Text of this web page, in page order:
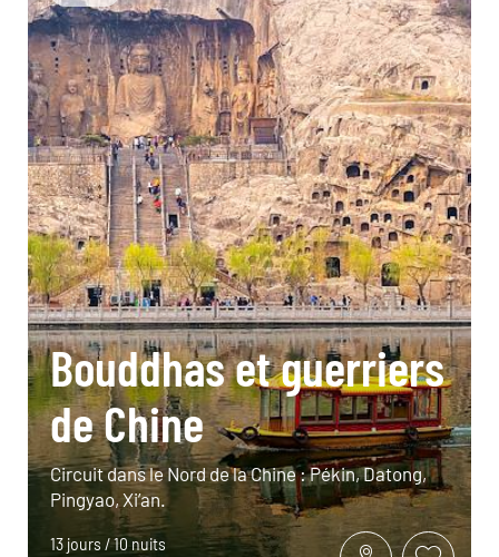
Bouddhas et guerriers
de Chine
Circuit dans le Nord de la Chine : Pékin, Datong,
Pingyao, Xi’an.
13 jours / 10 nuits